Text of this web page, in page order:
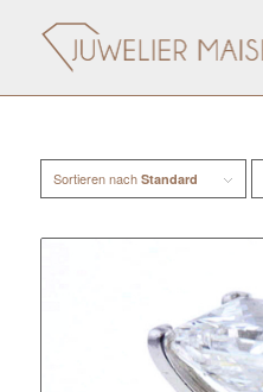
Sortieren nach Standard